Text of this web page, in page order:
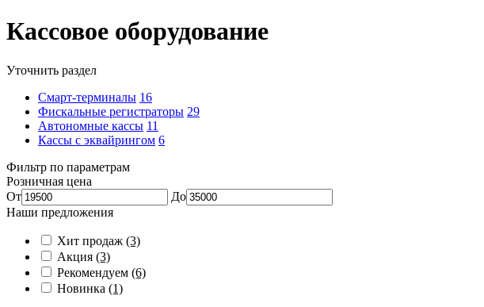
Кассовое оборудование
Уточнить раздел
Смарт-терминалы 16
Фискальные регистраторы 29
Автономные кассы 11
Кассы с эквайрингом 6
Фильтр по параметрам
Розничная цена
От
До
Наши предложения
Хит продаж (3)
Акция (3)
Рекомендуем (6)
Новинка (1)